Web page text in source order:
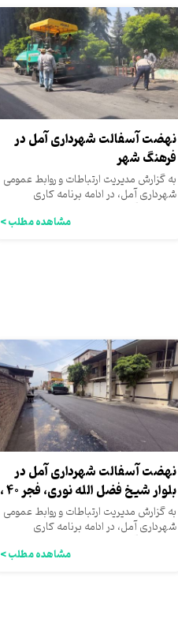
نهضت آسفالت شهرداری آمل در
فرهنگ شهر
به گزارش مدیریت ارتباطات و روابط عمومی
شهرداری آمل، در ادامه برنامه کاری
شهرداری آمل به منظور بهبود...
مشاهده مطلب >
نهضت آسفالت شهرداری آمل در
بلوار شیخ فضل الله نوری، فجر 40 ،
کوچه...
به گزارش مدیریت ارتباطات و روابط عمومی
شهرداری آمل، در ادامه برنامه کاری
شهرداری آمل به منظور بهبود...
مشاهده مطلب >